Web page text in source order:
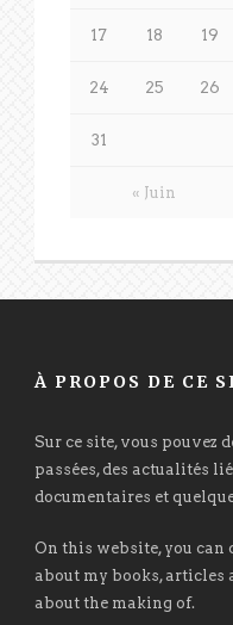
« Juin
17 18 19
24 25 26
31
À PROPOS DE CE
Sur ce site, vous pouvez
passées, des actualités
documentaires et
On this website, you
about my books, articles
about the making of.